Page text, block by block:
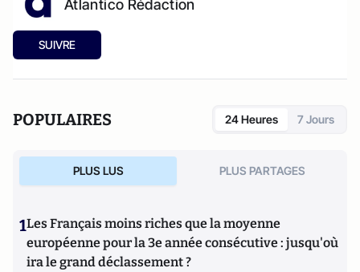
Atlantico Rédaction
SUIVRE
POPULAIRES 24 Heures 7 Jours
PLUS LUS PLUS PARTAGES
1Les Français moins riches que la moyenne
européenne pour la 3e année consécutive : jusqu'où
ira le grand déclassement ?